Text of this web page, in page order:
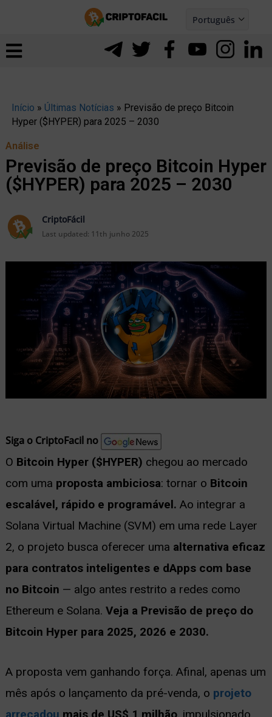
Português
Español
Início » Últimas Notícias » Previsão de preço Bitcoin
Hyper ($HYPER) para 2025 – 2030
Análise
Previsão de preço Bitcoin Hyper
($HYPER) para 2025 – 2030
CriptoFácil
Last updated: 11th junho 2025
Siga o CriptoFacil no
O Bitcoin Hyper ($HYPER) chegou ao mercado
com uma proposta ambiciosa: tornar o Bitcoin
escalável, rápido e programável. Ao integrar a
Solana Virtual Machine (SVM) em uma rede Layer
2, o projeto busca oferecer uma alternativa eficaz
para contratos inteligentes e dApps com base
no Bitcoin — algo antes restrito a redes como
Ethereum e Solana. Veja a Previsão de preço do
Bitcoin Hyper para 2025, 2026 e 2030.
A proposta vem ganhando força. Afinal, apenas um
mês após o lançamento da pré-venda, o projeto
arrecadou mais de US$ 1 milhão, impulsionado